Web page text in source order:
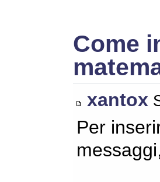
Come
xantox
Per